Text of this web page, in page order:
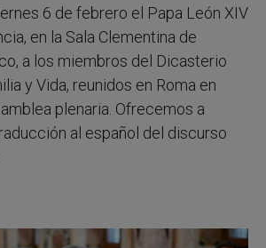
6 de febrero el Papa León XIV
en la Sala Clementina de
a los miembros del Dicasterio
y Vida, reunidos en Roma en
plenaria. Ofrecemos a
al español del discurso